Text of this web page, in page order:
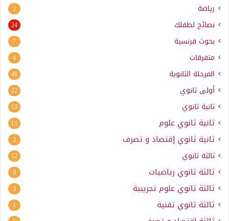
رياضة 2
نصائح لطفلك 24
بحوث فرنسية 7
متفرقات 4
المرحلة الثانوية 49
أولى ثانوي 22
ثانية ثانوي 13
ثانية ثانوي علوم 11
ثانية ثانوي إقتصاد و تصرف 2
ثالثة ثانوي 12
ثالثة ثانوي رياضيات 8
ثالثة ثانوي علوم تجريبية 3
ثالثة ثانوي تقنية 1